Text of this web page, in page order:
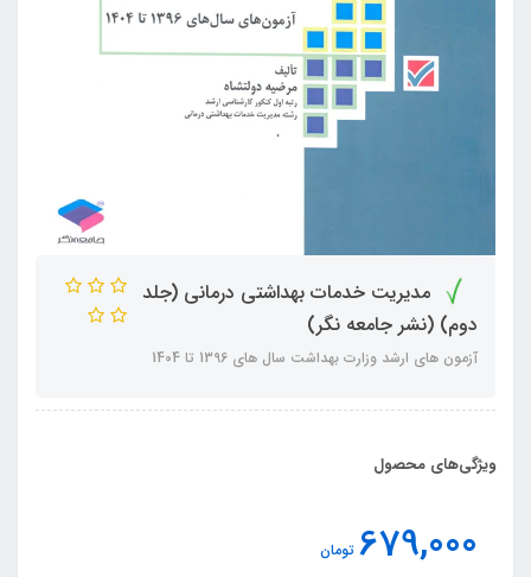
مدیریت خدمات بهداشتی درمانی (جلد
دوم) (نشر جامعه نگر)
آزمون های ارشد وزارت بهداشت سال های 1396 تا 1404
ویژگی‌های محصول
679,000 تومان